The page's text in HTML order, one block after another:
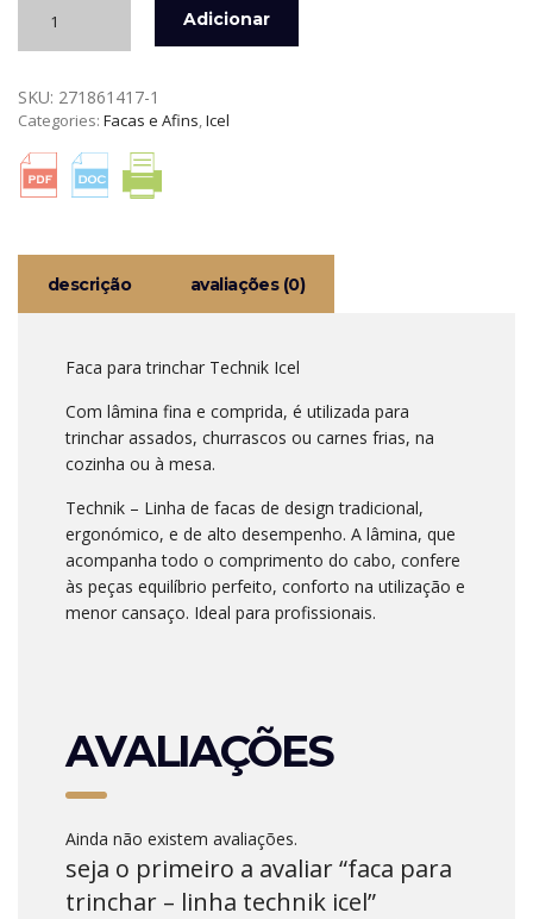
FACA
TRINCHAR
-
TECHNIK
ICEL
Adicionar
SKU: 271861417-1
Categories: Facas e Afins,Icel
descrição avaliações (0)
Faca para trinchar Technik Icel
Com lâmina fina e comprida, é utilizada para
trinchar assados, churrascos ou carnes frias, na
cozinha ou à mesa.
Technik – Linha de facas de design tradicional,
ergonómico, e de alto desempenho. A lâmina, que
acompanha todo o comprimento do cabo, confere
às peças equilíbrio perfeito, conforto na utilização e
menor cansaço. Ideal para profissionais.
AVALIAÇÕES
Ainda não existem avaliações.
seja o primeiro a avaliar “faca para
trinchar – linha technik icel”